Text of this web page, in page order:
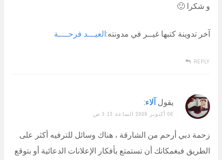
و شكرا 🙂
آخر تدوينة كتبها غيــر في مدونته:العيـــد فرحــــة
REPLY
يقول آلاء:
06 أكتوبر 2008 الساعة 3:13 ص
زحمة دبي أرحم من الشارقة ، هناك وسائل للترفيه أكثر على
الطريق فبغمكانك أن تستمتع بأفكار الإعلانات الدعائية أو بتوقع